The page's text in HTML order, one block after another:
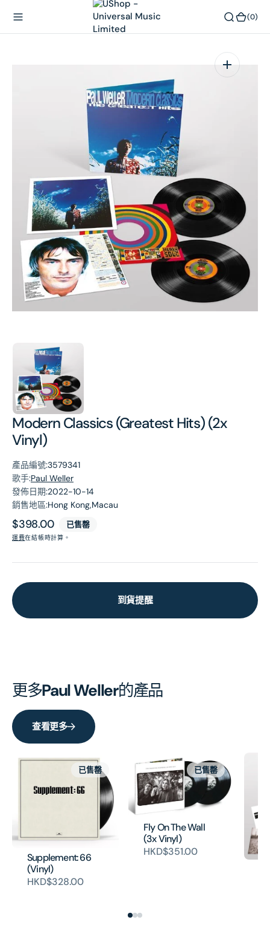
(0)
Modern Classics (Greatest Hits) (2x
Vinyl)
產品編號:3579341
歌手:Paul Weller
發佈日期:2022-10-14
銷售地區:Hong Kong,Macau
原
價
$398.00 已售罄
運費在結帳時計算。
到貨提醒
相
簿
中
開
啟
張
更多Paul Weller的產品
查看更多
Supplement: 66
(Vinyl)
HKD$328.00
已售罄
Fly On The Wall
(3x Vinyl)
HKD$351.00
已售罄